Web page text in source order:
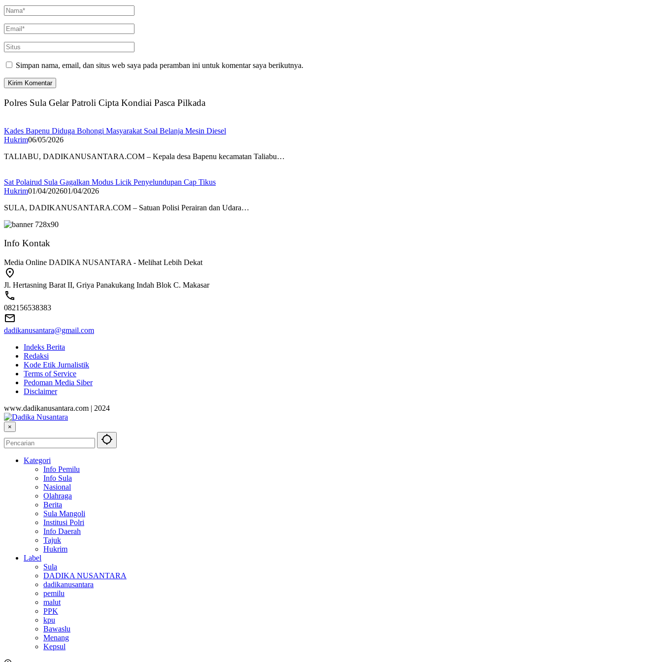
Simpan nama, email, dan situs web saya pada peramban ini untuk komentar saya berikutnya.
Polres Sula Gelar Patroli Cipta Kondiai Pasca Pilkada
Kades Bapenu Diduga Bohongi Masyarakat Soal Belanja Mesin Diesel
Hukrim06/05/2026
TALIABU, DADIKANUSANTARA.COM – Kepala desa Bapenu kecamatan Taliabu…
Sat Polairud Sula Gagalkan Modus Licik Penyelundupan Cap Tikus
Hukrim01/04/202601/04/2026
SULA, DADIKANUSANTARA.COM – Satuan Polisi Perairan dan Udara…
Info Kontak
Media Online DADIKA NUSANTARA - Melihat Lebih Dekat
Jl. Hertasning Barat II, Griya Panakukang Indah Blok C. Makasar
082156538383
dadikanusantara@gmail.com
Indeks Berita
Redaksi
Kode Etik Jurnalistik
Terms of Service
Pedoman Media Siber
Disclaimer
www.dadikanusantara.com | 2024
×
Kategori
Info Pemilu
Info Sula
Nasional
Olahraga
Berita
Sula Mangoli
Institusi Polri
Info Daerah
Tajuk
Hukrim
Label
Sula
DADIKA NUSANTARA
dadikanusantara
pemilu
malut
PPK
kpu
Bawaslu
Menang
Kepsul